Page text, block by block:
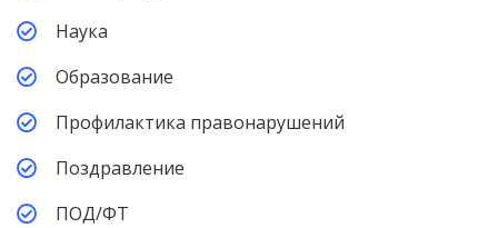
Наука
Образование
Профилактика правонарушений
Поздравление
ПОД/ФТ